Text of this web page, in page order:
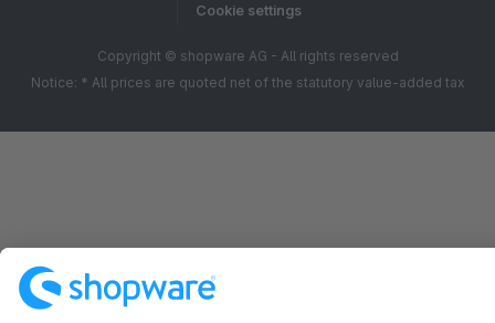
Cookie settings
Copyright © shopware AG - All rights reserved
Notice: * All prices are quoted net of the statutory value-added tax